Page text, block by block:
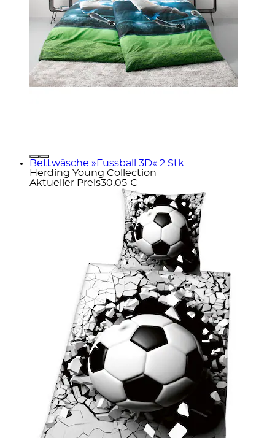
Bettwäsche »Fussball 3D« 2 Stk.
Herding Young Collection
Aktueller Preis30,05 €